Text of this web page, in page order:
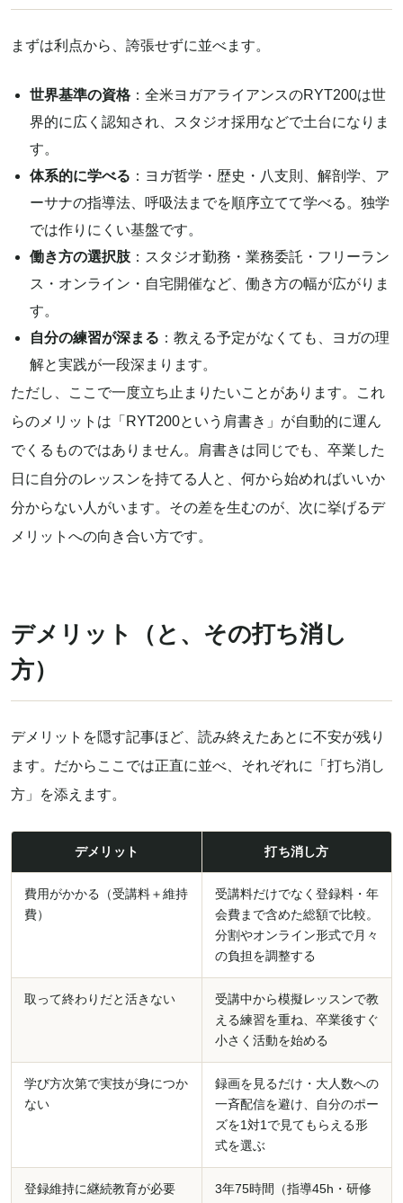
まずは利点から、誇張せずに並べます。
世界基準の資格 ：全米ヨガアライアンスのRYT200は世
界的に広く認知され、スタジオ採用などで土台になりま
す。
体系的に学べる ：ヨガ哲学・歴史・八支則、解剖学、ア
ーサナの指導法、呼吸法までを順序立てて学べる。独学
では作りにくい基盤です。
働き方の選択肢 ：スタジオ勤務・業務委託・フリーラン
ス・オンライン・自宅開催など、働き方の幅が広がりま
す。
自分の練習が深まる ：教える予定がなくても、ヨガの理
解と実践が一段深まります。
ただし、ここで一度立ち止まりたいことがあります。これ
らのメリットは「RYT200という肩書き」が自動的に運ん
でくるものではありません。肩書きは同じでも、卒業した
日に自分のレッスンを持てる人と、何から始めればいいか
分からない人がいます。その差を生むのが、次に挙げるデ
メリットへの向き合い方です。
デメリット（と、その打ち消し
方）
デメリットを隠す記事ほど、読み終えたあとに不安が残り
ます。だからここでは正直に並べ、それぞれに「打ち消し
方」を添えます。
デメリット 打ち消し方
費用がかかる（受講料＋維持
費）
受講料だけでなく登録料・年
会費まで含めた総額で比較。
分割やオンライン形式で月々
の負担を調整する
取って終わりだと活きない
受講中から模擬レッスンで教
える練習を重ね、卒業後すぐ
小さく活動を始める
学び方次第で実技が身につか
ない
録画を見るだけ・大人数への
一斉配信を避け、自分のポー
ズを1対1で見てもらえる形
式を選ぶ
登録維持に継続教育が必要
3年75時間（指導45h・研修